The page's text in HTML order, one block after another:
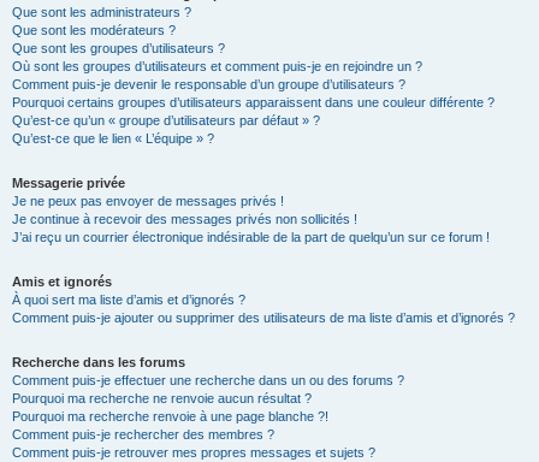
Que sont les administrateurs ?
Que sont les modérateurs ?
Que sont les groupes d’utilisateurs ?
Où sont les groupes d’utilisateurs et comment puis-je en rejoindre un ?
Comment puis-je devenir le responsable d’un groupe d’utilisateurs ?
Pourquoi certains groupes d’utilisateurs apparaissent dans une couleur différente ?
Qu’est-ce qu’un « groupe d’utilisateurs par défaut » ?
Qu’est-ce que le lien « L’équipe » ?
Messagerie privée
Je ne peux pas envoyer de messages privés !
Je continue à recevoir des messages privés non sollicités !
J’ai reçu un courrier électronique indésirable de la part de quelqu’un sur ce forum !
Amis et ignorés
À quoi sert ma liste d’amis et d’ignorés ?
Comment puis-je ajouter ou supprimer des utilisateurs de ma liste d’amis et d’ignorés ?
Recherche dans les forums
Comment puis-je effectuer une recherche dans un ou des forums ?
Pourquoi ma recherche ne renvoie aucun résultat ?
Pourquoi ma recherche renvoie à une page blanche ?!
Comment puis-je rechercher des membres ?
Comment puis-je retrouver mes propres messages et sujets ?